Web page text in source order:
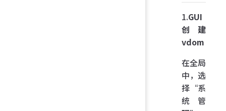
1.GUI
创建
vdom
在全局
中，选
择“系
统管